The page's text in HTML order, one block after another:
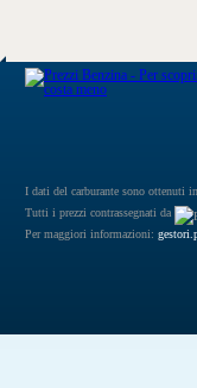
I dati del carburante sono ottenuti
Tutti i prezzi contrassegnati da
Per maggiori informazioni: